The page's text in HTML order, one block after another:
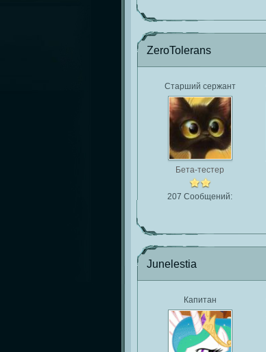
ZeroTolerans
Старший сержант
Бета-тестер
207 Сообщений:
Junelestia
Капитан